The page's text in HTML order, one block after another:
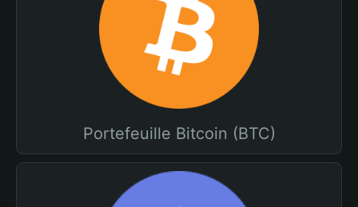
Portefeuille Bitcoin (BTC)